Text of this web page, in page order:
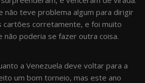
não teve problema algum para dirigir
cartões corretamente, e foi muito
não poderia se fazer outra coisa.
a Venezuela deve voltar para a
um bom torneio, mas este ano